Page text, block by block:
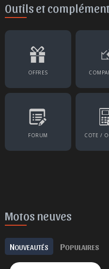
Outils et
OFFRES
FORUM COTE /
Motos neuves
NOUVEAUTÉS POPULAIRES